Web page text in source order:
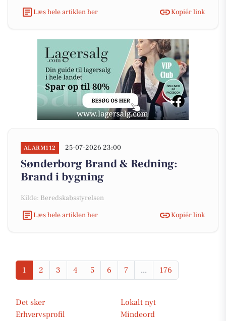
Læs hele artiklen her
Kopiér link
ALARM112 25-07-2026 23:00
Sønderborg Brand & Redning:
Brand i bygning
Kilde: Beredskabsstyrelsen
Læs hele artiklen her
Kopiér link
1 2 3 4 5 6 7 ... 176
Det sker
Lokalt nyt
Erhvervsprofil
Mindeord